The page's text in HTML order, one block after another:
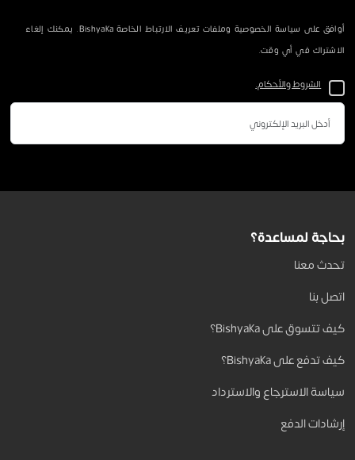
أوافق على سياسة الخصوصية وملفات تعريف الارتباط الخاصة Bishyaka. يمكنك إلغاء
الاشتراك في أي وقت.
الشروط والأحكام.
بحاجة لمساعدة؟
تحدث معنا
اتصل بنا
كيف تتسوق على Bishyaka؟
كيف تدفع على Bishyaka؟
سياسة الاسترجاع والاسترداد
إرشادات الدفع